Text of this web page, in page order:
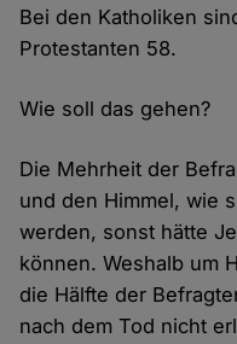
Bei den Katholiken
Protestanten 58.
Wie soll das gehen?
Die Mehrheit der
und den Himmel, wie
werden, sonst hätte
können. Weshalb um
die Hälfte der
nach dem Tod nicht